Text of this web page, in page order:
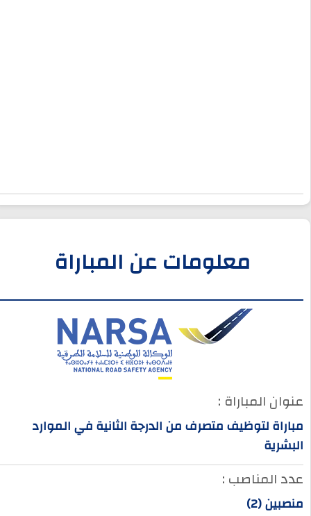
معلومات عن المباراة
عنوان المباراة :
مباراة لتوظيف متصرف من الدرجة الثانية في الموارد
البشرية
عدد المناصب :
منصبين (2)